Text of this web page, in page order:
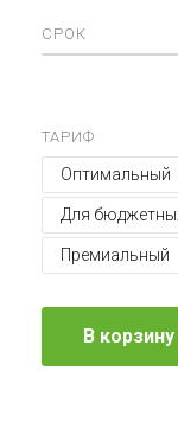
СРОК
ТАРИФ
Оптимальный
Для
Премиальный
В корзину